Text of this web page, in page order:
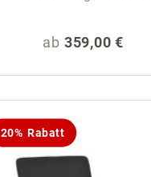
Regulärer Preis:
ab 359,00 €
20% Rabatt